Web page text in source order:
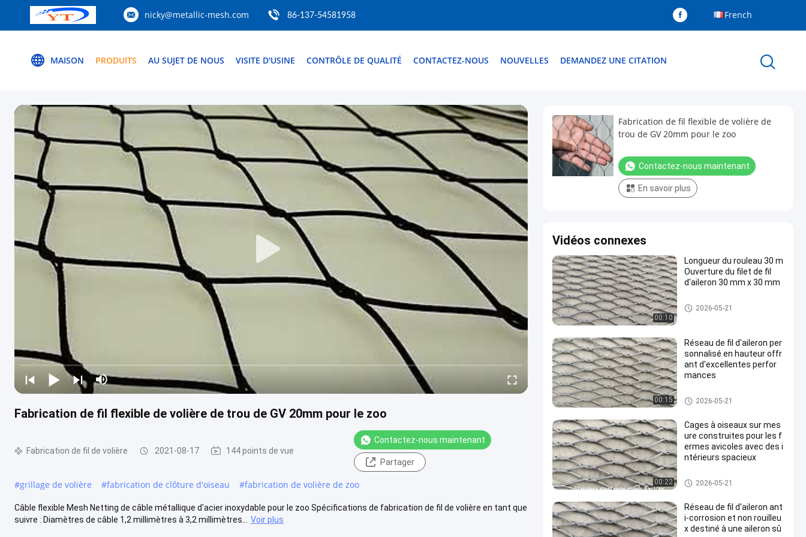
nicky@metallic-mesh.com 86-137-54581958 French
MAISON PRODUITS AU SUJET DE NOUS VISITE D'USINE CONTRÔLE DE QUALITÉ CONTACTEZ-NOUS NOUVELLES DEMANDEZ UNE CITATION
Fabrication de fil flexible de volière de trou de GV 20mm pour le zoo
Fabrication de fil de volière 2021-08-17 144 points de vue
Contactez-nous maintenant
Partager
#grillage de volière #fabrication de clôture d'oiseau #fabrication de volière de zoo
Câble flexible Mesh Netting de câble métallique d'acier inoxydable pour le zoo Spécifications de fabrication de fil de volière en tant que
suivre : Diamètres de câble 1,2 millimètres à 3,2 millimètres...
Voir plus
Fabrication de fil flexible de volière de
trou de GV 20mm pour le zoo
Contactez-nous maintenant
En savoir plus
Vidéos connexes
00:10
Longueur du rouleau 30 m
Ouverture du filet de fil
d'aileron 30 mm x 30 mm
Fabrication de fil de volière
2026-05-21
00:15
Réseau de fil d'aileron per
sonnalisé en hauteur offr
ant d'excellentes perfor
mances
Fabrication de fil de volière
2026-05-21
00:22
Cages à oiseaux sur mes
ure construites pour les f
ermes avicoles avec des i
ntérieurs spacieux
Fabrication de fil de volière
2026-05-21
Réseau de fil d'aileron ant
i-corrosion et non rouilleu
x destiné à une aileron sû